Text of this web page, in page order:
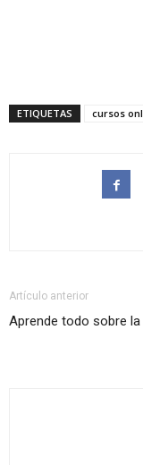
ETIQUETAS cursos
Artículo anterior
Aprende todo sobre